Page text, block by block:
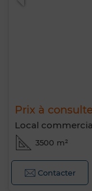
Prix à
Local
3500 m²
Contacter